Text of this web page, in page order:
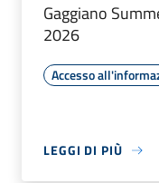
Gaggiano
2026
Accesso
LEGGI DI PIÙ